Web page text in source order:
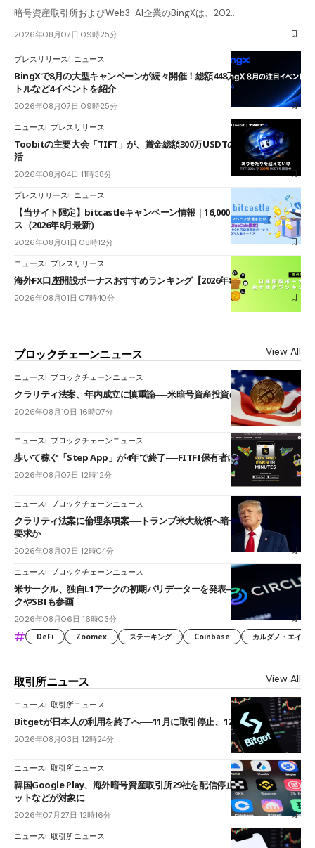
暗号資産取引所およびWeb3-AI企業のBingXは、202…
2026年08月07日 09時25分
プレスリリース ニュース
BingXで8月の大型キャンペーンが続々開催！総額448万USDT超のAIバ
トルなど4イベントを紹介
2026年08月07日 09時25分
ニュース プレスリリース
Toobitの主要大会「TIFT」が、賞金総額300万USDTのレースとして復
活
2026年08月04日 11時38分
プレスリリース ニュース
【当サイト限定】bitcastleキャンペーン情報｜16,000円口座開設ボーナ
ス（2026年8月最新）
2026年08月01日 08時12分
ニュース プレスリリース
海外FX口座開設ボーナスおすすめランキング【2026年8月最新】
2026年08月01日 07時40分
ブロックチェーンニュース View All
ニュース ブロックチェーンニュース
クラリティ法案、年内成立に慎重論──米暗号資産投資の海外流出懸念も
2026年08月10日 16時07分
ニュース ブロックチェーンニュース
歩いて稼ぐ「Step App」が4年で終了──FITFI保有者に対応呼びかけ
2026年08月07日 12時12分
ニュース ブロックチェーンニュース
クラリティ法案に倫理条項案──トランプ米大統領へ暗号資産事業の売却
要求か
2026年08月07日 12時04分
ニュース ブロックチェーンニュース
米サークル、独自L1アークの初期バリデーターを発表――ブラックロッ
クやSBIも参画
2026年08月06日 16時03分
# DeFi Zoomex ステーキング Coinbase カルダノ・エイ
取引所ニュース View All
ニュース 取引所ニュース
Bitgetが日本人の利用を終了へ──11月に取引停止、12月末に強制決済
2026年08月03日 12時24分
ニュース 取引所ニュース
韓国Google Play、海外暗号資産取引所29社を配信停止──OKXやバイビ
ットなどが対象に
2026年07月27日 12時16分
ニュース 取引所ニュース